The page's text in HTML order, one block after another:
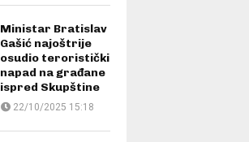
Ministar Bratislav
Gašić najoštrije
osudio teroristički
napad na građane
ispred Skupštine
22/10/2025 15:18